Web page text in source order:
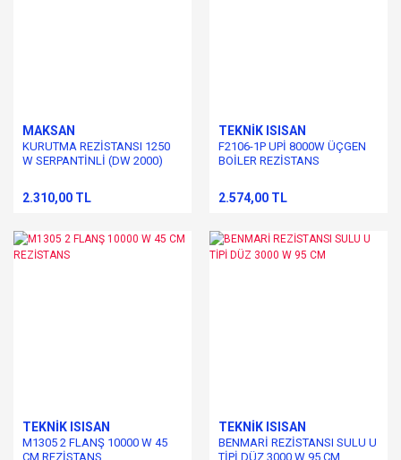
MAKSAN
KURUTMA REZİSTANSI 1250
W SERPANTİNLİ (DW 2000)
2.310,00 TL
TEKNİK ISISAN
F2106-1P UPİ 8000W ÜÇGEN
BOİLER REZİSTANS
2.574,00 TL
TEKNİK ISISAN
M1305 2 FLANŞ 10000 W 45
CM REZİSTANS
TEKNİK ISISAN
BENMARİ REZİSTANSI SULU U
TİPİ DÜZ 3000 W 95 CM